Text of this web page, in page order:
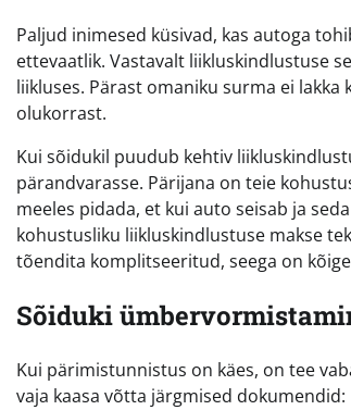
Paljud inimesed küsivad, kas autoga
ettevaatlik. Vastavalt liikluskindlustuse
liikluses. Pärast omaniku surma ei
olukorrast.
Kui sõidukil puudub kehtiv
pärandvarasse. Pärijana on teie
meeles pidada, et kui auto seisab ja
kohustusliku liikluskindlustuse makse
tõendita komplitseeritud, seega on
Sõiduki
Kui pärimistunnistus on käes, on tee
vaja kaasa võtta järgmised dokumendid: